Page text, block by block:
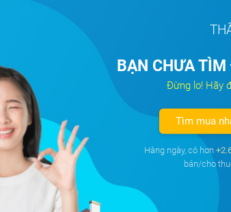
BẠN CHƯA TÌM
Đừng lo! Hãy
Tìm mua
Hàng ngày, có hơn
bán/cho